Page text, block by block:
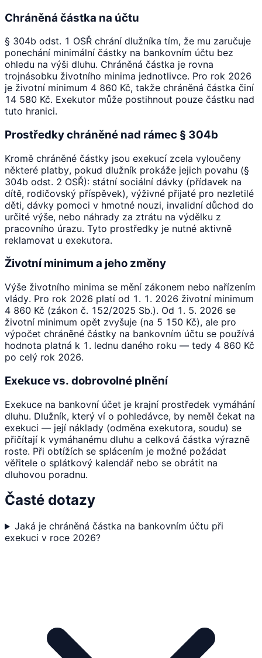
Chráněná částka na účtu
§ 304b odst. 1 OSŘ chrání dlužníka tím, že mu zaručuje
ponechání minimální částky na bankovním účtu bez
ohledu na výši dluhu. Chráněná částka je rovna
trojnásobku životního minima jednotlivce. Pro rok 2026
je životní minimum 4 860 Kč, takže chráněná částka činí
14 580 Kč. Exekutor může postihnout pouze částku nad
tuto hranici.
Prostředky chráněné nad rámec § 304b
Kromě chráněné částky jsou exekucí zcela vyloučeny
některé platby, pokud dlužník prokáže jejich povahu (§
304b odst. 2 OSŘ): státní sociální dávky (přídavek na
dítě, rodičovský příspěvek), výživné přijaté pro nezletilé
děti, dávky pomoci v hmotné nouzi, invalidní důchod do
určité výše, nebo náhrady za ztrátu na výdělku z
pracovního úrazu. Tyto prostředky je nutné aktivně
reklamovat u exekutora.
Životní minimum a jeho změny
Výše životního minima se mění zákonem nebo nařízením
vlády. Pro rok 2026 platí od 1. 1. 2026 životní minimum
4 860 Kč (zákon č. 152/2025 Sb.). Od 1. 5. 2026 se
životní minimum opět zvyšuje (na 5 150 Kč), ale pro
výpočet chráněné částky na bankovním účtu se používá
hodnota platná k 1. lednu daného roku — tedy 4 860 Kč
po celý rok 2026.
Exekuce vs. dobrovolné plnění
Exekuce na bankovní účet je krajní prostředek vymáhání
dluhu. Dlužník, který ví o pohledávce, by neměl čekat na
exekuci — její náklady (odměna exekutora, soudu) se
přičítají k vymáhanému dluhu a celková částka výrazně
roste. Při obtížích se splácením je možné požádat
věřitele o splátkový kalendář nebo se obrátit na
dluhovou poradnu.
Časté dotazy
Jaká je chráněná částka na bankovním účtu při
exekuci v roce 2026?